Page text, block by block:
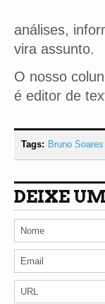
análises,
vira assunto.
O nosso
é editor de
Tags: Bruno Soares
DEIXE